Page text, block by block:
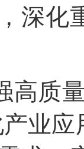
深化
高质
业